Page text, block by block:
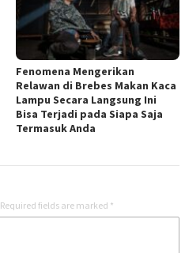
Fenomena Mengerikan
Relawan di Brebes Makan Kaca
Lampu Secara Langsung Ini
Bisa Terjadi pada Siapa Saja
Termasuk Anda
Required fields are marked *